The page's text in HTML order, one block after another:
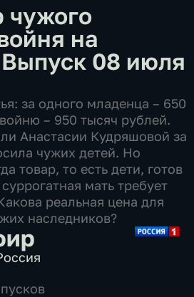
чужого
на
Выпуск 08 июля
за одного младенца – 650
– 950 тысяч рублей.
Анастасии Кудряшовой за
чужих детей. Но
товар, то есть дети, готов
мать требует
реальная цена для
наследников?